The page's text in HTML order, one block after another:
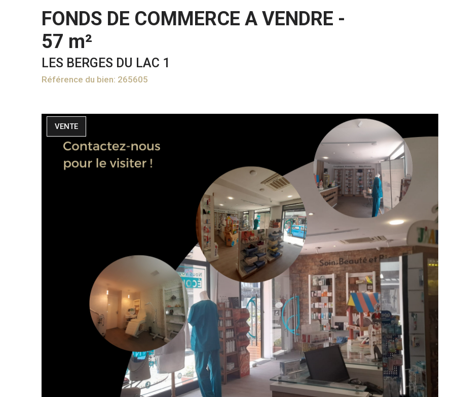
FONDS DE COMMERCE A VENDRE -
57 m²
LES BERGES DU LAC 1
Référence du bien: 265605
VENTE